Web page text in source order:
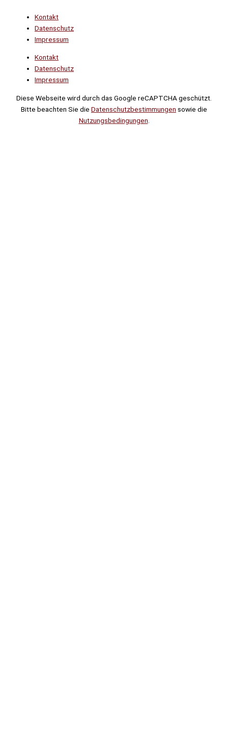
Kontakt
Datenschutz
Impressum
Kontakt
Datenschutz
Impressum
Diese Webseite wird durch das Google reCAPTCHA geschützt.
Bitte beachten Sie die Datenschutzbestimmungen sowie die
Nutzungsbedingungen